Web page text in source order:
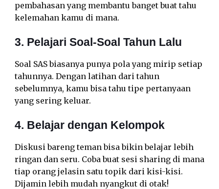
pembahasan yang membantu banget buat tahu
kelemahan kamu di mana.
3. Pelajari Soal-Soal Tahun Lalu
Soal SAS biasanya punya pola yang mirip setiap
tahunnya. Dengan latihan dari tahun
sebelumnya, kamu bisa tahu tipe pertanyaan
yang sering keluar.
4. Belajar dengan Kelompok
Diskusi bareng teman bisa bikin belajar lebih
ringan dan seru. Coba buat sesi sharing di mana
tiap orang jelasin satu topik dari kisi-kisi.
Dijamin lebih mudah nyangkut di otak!